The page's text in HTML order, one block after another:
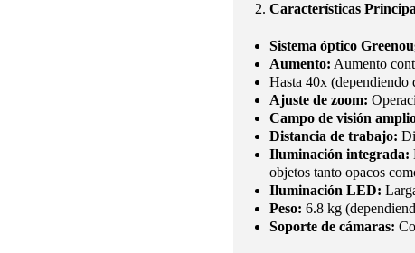
Características
Sistema óptico
Aumento: Aumento
Hasta 40x (dependiendo
Ajuste de zoom:
Campo de visión
Distancia de trabajo:
Iluminación integrada:
objetos tanto opacos
Iluminación LED:
Peso: 6.8 kg
Soporte de cámaras: